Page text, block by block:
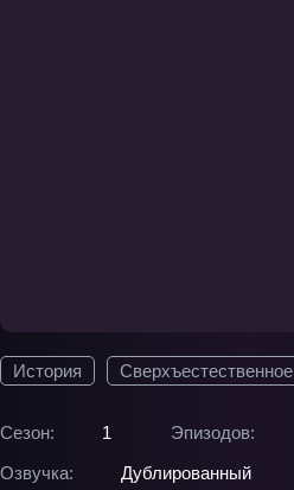
История Сверхъестественное
Сезон: 1 Эпизодов:
Озвучка:
Дублированный